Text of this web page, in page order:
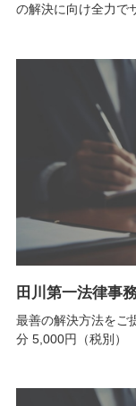
の解決に向け全力で
田川第一法律事
最善の解決方法を
分 5,000円（税別）